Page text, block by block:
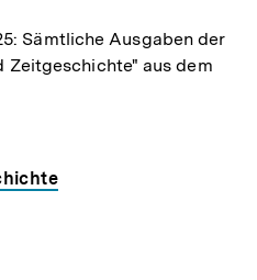
Sämtliche Ausgaben der
Zeitgeschichte" aus dem